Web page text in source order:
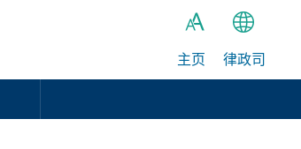
A
A
繁
主页 律政司